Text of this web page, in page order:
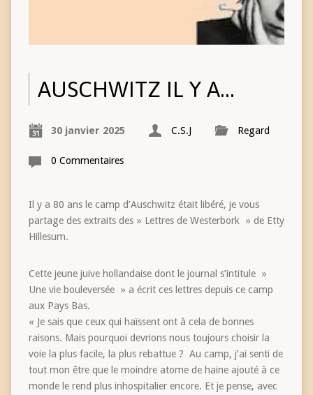
AUSCHWITZ IL Y A…
30 janvier 2025 C.S.J Regard
0 Commentaires
Il y a 80 ans le camp d’Auschwitz était libéré, je vous
partage des extraits des » Lettres de Westerbork » de Etty
Hillesum.
Cette jeune juive hollandaise dont le journal s’intitule »
Une vie bouleversée » a écrit ces lettres depuis ce camp
aux Pays Bas.
« Je sais que ceux qui haïssent ont à cela de bonnes
raisons. Mais pourquoi devrions nous toujours choisir la
voie la plus facile, la plus rebattue ? Au camp, j’ai senti de
tout mon être que le moindre atome de haine ajouté à ce
monde le rend plus inhospitalier encore. Et je pense, avec